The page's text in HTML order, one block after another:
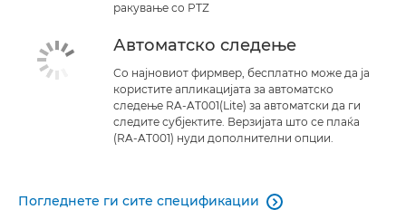
ракување со PTZ
Автоматско следење
Со најновиот фирмвер, бесплатно може да ја
користите апликацијата за автоматско
следење RA-AT001(Lite) за автоматски да ги
следите субјектите. Верзијата што се плаќа
(RA-AT001) нуди дополнителни опции.
Погледнете ги сите спецификации 